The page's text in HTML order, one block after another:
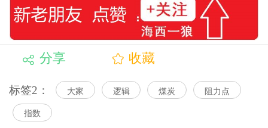
分享 收藏
标签2： 大家 逻辑 煤炭 阻力点
指数